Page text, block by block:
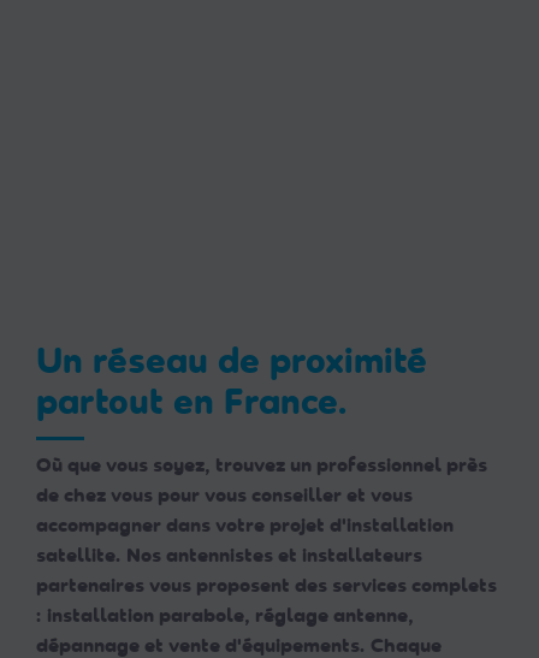
Un réseau de proximité
partout en France.
Où que vous soyez, trouvez un professionnel près
de chez vous pour vous conseiller et vous
accompagner dans votre projet d'installation
satellite. Nos antennistes et installateurs
partenaires vous proposent des services complets
: installation parabole, réglage antenne,
dépannage et vente d'équipements. Chaque